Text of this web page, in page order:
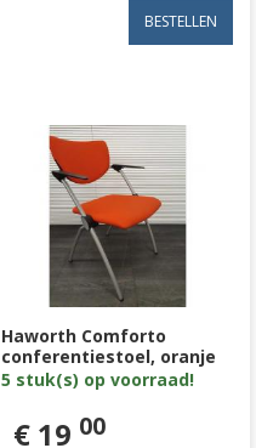
Haworth Comforto
conferentiestoel, oranje
stof, aluminium 4poot
5 stuk(s) op voorraad!
€ 19 00